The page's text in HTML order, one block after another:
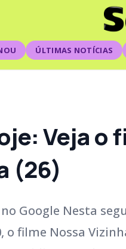
ÚLTIMAS NOTÍCIAS
Veja o
(26)
Google Nesta
o filme Nossa